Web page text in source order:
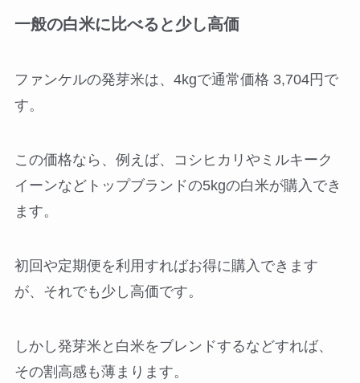
一般の白米に比べると少し高価
ファンケルの発芽米は、4kgで通常価格 3,704円で
す。
この価格なら、例えば、コシヒカリやミルキーク
イーンなどトップブランドの5kgの白米が購入でき
ます。
初回や定期便を利用すればお得に購入できます
が、それでも少し高価です。
しかし発芽米と白米をブレンドするなどすれば、
その割高感も薄まります。